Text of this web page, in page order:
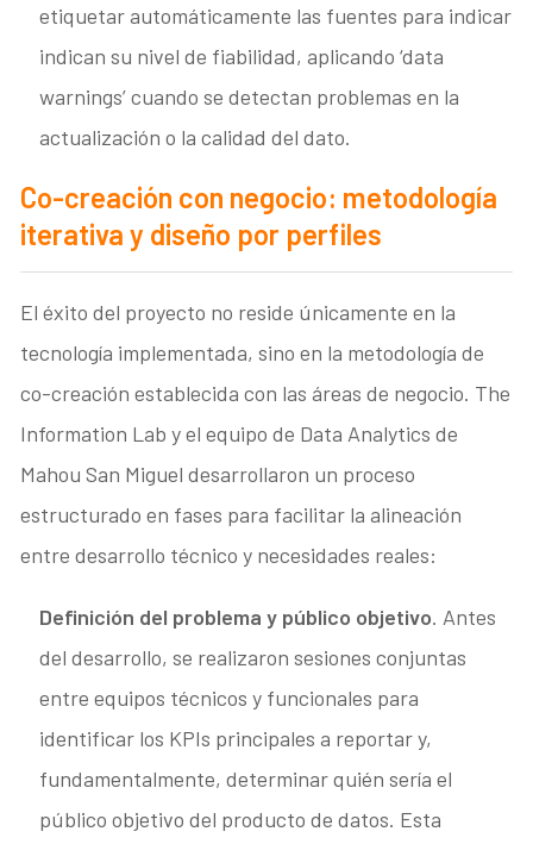
etiquetar automáticamente las fuentes para indicar
indican su nivel de fiabilidad, aplicando ‘data
warnings’ cuando se detectan problemas en la
actualización o la calidad del dato.
Co-creación con negocio: metodología
iterativa y diseño por perfiles
El éxito del proyecto no reside únicamente en la
tecnología implementada, sino en la metodología de
co-creación establecida con las áreas de negocio. The
Information Lab y el equipo de Data Analytics de
Mahou San Miguel desarrollaron un proceso
estructurado en fases para facilitar la alineación
entre desarrollo técnico y necesidades reales:
Definición del problema y público objetivo. Antes
del desarrollo, se realizaron sesiones conjuntas
entre equipos técnicos y funcionales para
identificar los KPIs principales a reportar y,
fundamentalmente, determinar quién sería el
público objetivo del producto de datos. Esta